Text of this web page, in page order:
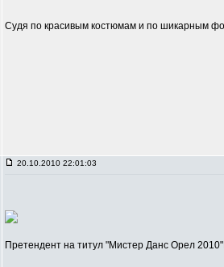
Судя по красивым костюмам и по шикарным
20.10.2010 22:01:03
Претендент на титул "Мистер Данс Орел